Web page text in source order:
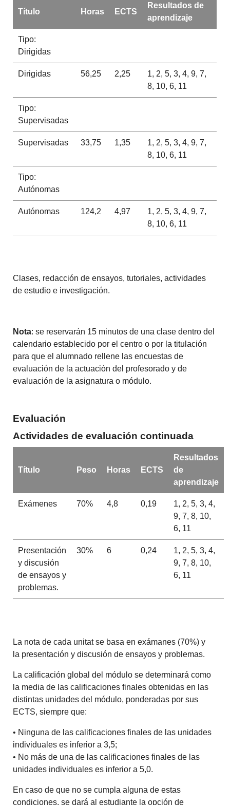
Título Horas ECTS
Resultados de
aprendizaje
Tipo:
Dirigidas
Dirigidas 56,25 2,25
1, 2, 5, 3, 4, 9, 7,
8, 10, 6, 11
Tipo:
Supervisadas
Supervisadas 33,75 1,35
1, 2, 5, 3, 4, 9, 7,
8, 10, 6, 11
Tipo:
Autónomas
Autónomas 124,2 4,97
1, 2, 5, 3, 4, 9, 7,
8, 10, 6, 11
Clases, redacción de ensayos, tutoriales, actividades
de estudio e investigación.
Nota: se reservarán 15 minutos de una clase dentro del
calendario establecido por el centro o por la titulación
para que el alumnado rellene las encuestas de
evaluación de la actuación del profesorado y de
evaluación de la asignatura o módulo.
Evaluación
Actividades de evaluación continuada
Título Peso Horas ECTS
Resultados
de
aprendizaje
Exámenes 70% 4,8 0,19
1, 2, 5, 3, 4,
9, 7, 8, 10,
6, 11
Presentación
y discusión
de ensayos y
problemas.
30% 6 0,24
1, 2, 5, 3, 4,
9, 7, 8, 10,
6, 11
La nota de cada unitat se basa en exámanes (70%) y
la presentación y discusión de ensayos y problemas.
La calificación global del módulo se determinará como
la media de las calificaciones finales obtenidas en las
distintas unidades del módulo, ponderadas por sus
ECTS, siempre que:
• Ninguna de las calificaciones finales de las unidades
individuales es inferior a 3,5;
• No más de una de las calificaciones finales de las
unidades individuales es inferior a 5,0.
En caso de que no se cumpla alguna de estas
condiciones, se dará al estudiante la opción de